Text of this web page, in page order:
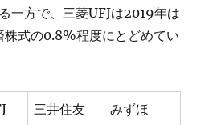
一方で、三菱UFJは2019年は
株式の0.8%程度にとどめてい
三井住友 みずほ